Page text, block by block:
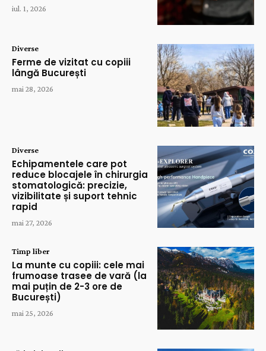
iul. 1, 2026
Diverse
Ferme de vizitat cu copiii
lângă București
mai 28, 2026
Diverse
Echipamentele care pot
reduce blocajele în chirurgia
stomatologică: precizie,
vizibilitate și suport tehnic
rapid
mai 27, 2026
Timp liber
La munte cu copiii: cele mai
frumoase trasee de vară (la
mai puțin de 2-3 ore de
București)
mai 25, 2026